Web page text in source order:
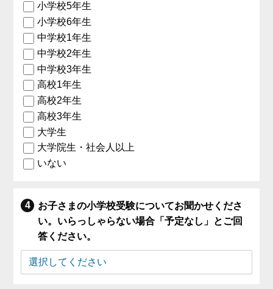
小学校5年生
小学校6年生
中学校1年生
中学校2年生
中学校3年生
高校1年生
高校2年生
高校3年生
大学生
大学院生・社会人以上
いない
お子さまの小学校受験についてお聞かせくださ
い。いらっしゃらない場合「予定なし」とご回
答ください。